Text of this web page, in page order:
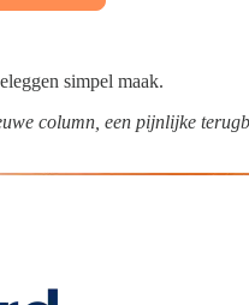
simpel maak.
column, een pijnlijke